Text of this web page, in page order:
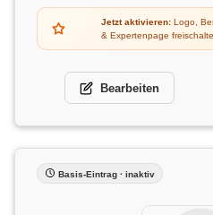
Jetzt aktivieren: Logo,
& Expertenpage
Bearbeiten
Basis-Eintrag · inaktiv